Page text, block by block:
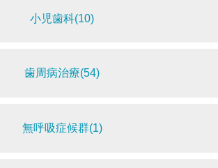
小児歯科(10)
歯周病治療(54)
無呼吸症候群(1)